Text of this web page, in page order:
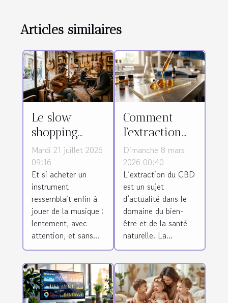
Articles similaires
Le slow
shopping
prend-il
racine dans
le monde des
instruments ?
Mardi 21 juillet 2026
09:16
Et si acheter un
instrument
ressemblait enfin à
jouer de la musique :
lentement, avec
attention, et sans...
Comment
l'extraction
affecte-t-elle
la qualité du
CBD ?
Dimanche 8 mars
2026 00:40
L’extraction du CBD
est un sujet
d’actualité dans le
domaine du bien-
être et de la santé
naturelle. La...